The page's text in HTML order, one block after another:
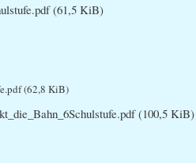
(61,5 KiB)
(62,8 KiB)
(100,5 KiB)